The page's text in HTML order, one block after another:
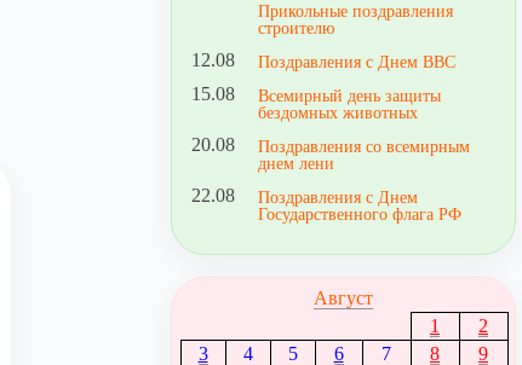
Прикольные поздравления
строителю
12.08 Поздравления с Днем ВВС
15.08
Всемирный день защиты
бездомных животных
20.08
Поздравления со всемирным
днем лени
22.08
Поздравления с Днем
Государственного флага РФ
Август
1
2
3
4 5 6 7 8
9